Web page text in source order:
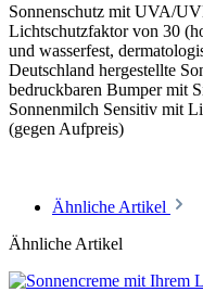
Sonnenschutz mit UVA/
Lichtschutzfaktor von 30
und wasserfest,
Deutschland hergestellte
bedruckbaren Bumper mit
Sonnenmilch Sensitiv mit
(gegen Aufpreis)
Ähnliche Artikel
Ähnliche Artikel